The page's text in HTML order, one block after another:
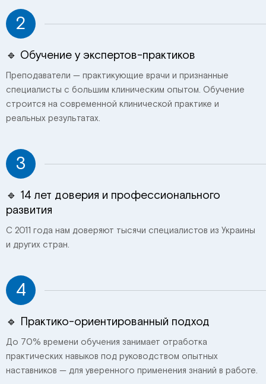
2
🔹 Обучение у экспертов-практиков
Преподаватели — практикующие врачи и признанные
специалисты с большим клиническим опытом. Обучение
строится на современной клинической практике и
реальных результатах.
3
🔹 14 лет доверия и профессионального
развития
С 2011 года нам доверяют тысячи специалистов из Украины
и других стран.
4
🔹 Практико-ориентированный подход
До 70% времени обучения занимает отработка
практических навыков под руководством опытных
наставников — для уверенного применения знаний в работе.